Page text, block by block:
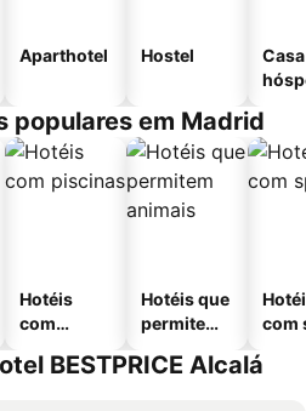
Aparthotel Hostel
populares em Madrid
Hotéis
com
Hotéis que
permitem
com
BESTPRICE Alcalá